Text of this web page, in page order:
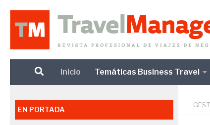
Debajo del contenido
Inicio Temáticas Business Travel
EN PORTADA